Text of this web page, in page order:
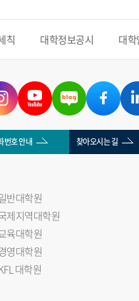
칙 대학정보공시 대
번호 안내 찾아오시는 길
반대학원
제지역대학원
육대학원
영대학원
대학원